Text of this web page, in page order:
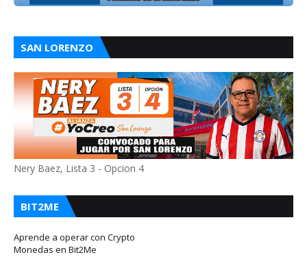
SAN LORENZO
Nery Baez, Lista 3 - Opcion 4
BIT2ME
Aprende a operar con Crypto
Monedas en Bit2Me